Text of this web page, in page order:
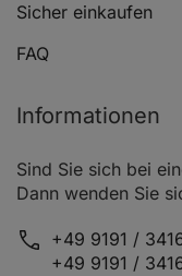
Sicher einkaufen
FAQ
Informationen
Sind Sie sich bei
Dann wenden Sie
+49 9191 /
+49 9191 /